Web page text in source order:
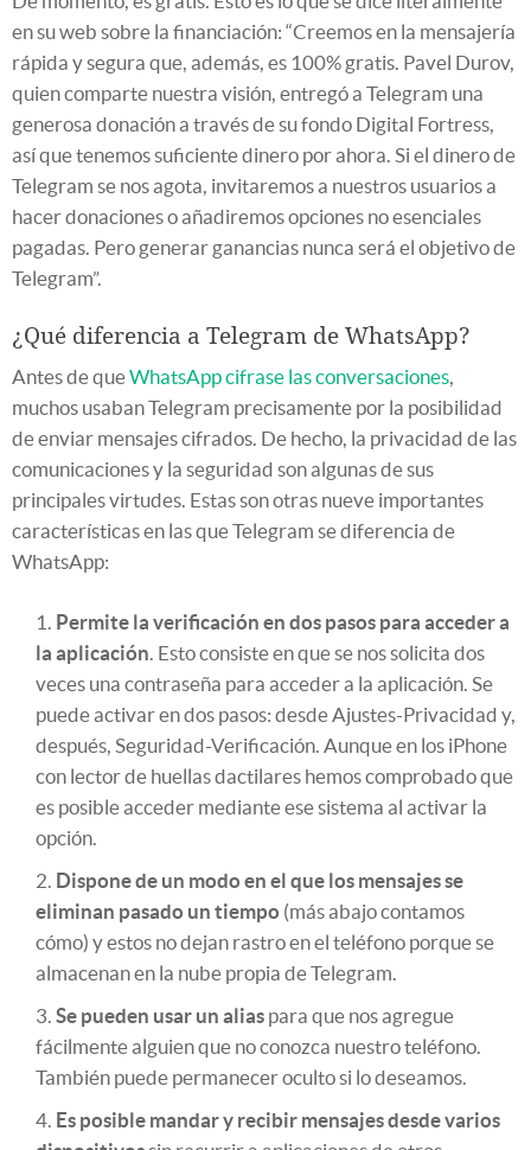
en su web sobre la financiación: “Creemos en la mensajería
rápida y segura que, además, es 100% gratis. Pavel Durov,
quien comparte nuestra visión, entregó a Telegram una
generosa donación a través de su fondo Digital Fortress,
así que tenemos suficiente dinero por ahora. Si el dinero de
Telegram se nos agota, invitaremos a nuestros usuarios a
hacer donaciones o añadiremos opciones no esenciales
pagadas. Pero generar ganancias nunca será el objetivo de
Telegram”.
¿Qué diferencia a Telegram de WhatsApp?
Antes de queWhatsApp cifrase las conversaciones
muchos usaban Telegram precisamente por la posibilidad
de enviar mensajes cifrados. De hecho, la privacidad de las
comunicaciones y la seguridad son algunas de sus
principales virtudes. Estas son otras nueve importantes
características en las que Telegram se diferencia de
WhatsApp:
Permite la verificación en dos pasos para acceder a
la aplicación . Esto consiste en que se nos solicita dos
veces una contraseña para acceder a la aplicación. Se
puede activar en dos pasos: desde Ajustes-Privacidad y,
después, Seguridad-Verificación. Aunque en los iPhone
con lector de huellas dactilares hemos comprobado que
es posible acceder mediante ese sistema al activar la
opción.
Dispone de un modo en el que los mensajes se
eliminan pasado un tiempo (más abajo contamos
cómo) y estos no dejan rastro en el teléfono porque se
almacenan en la nube propia de Telegram.
Se pueden usar un alias para que nos agregue
fácilmente alguien que no conozca nuestro teléfono.
También puede permanecer oculto si lo deseamos.
Es posible mandar y recibir mensajes desde varios